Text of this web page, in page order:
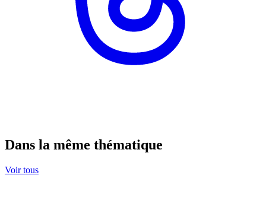
Dans la même thématique
Voir tous